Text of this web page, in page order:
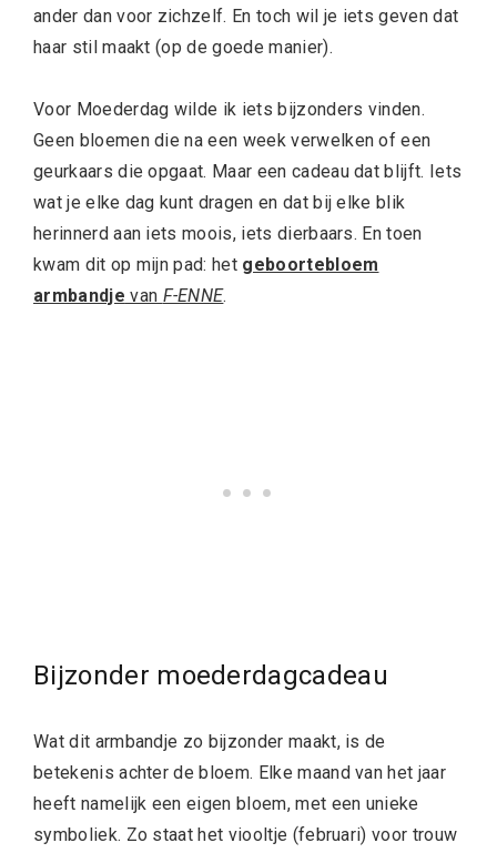
ander dan voor zichzelf. En toch wil je iets geven dat
haar stil maakt (op de goede manier).
Voor Moederdag wilde ik iets bijzonders vinden.
Geen bloemen die na een week verwelken of een
geurkaars die opgaat. Maar een cadeau dat blijft. Iets
wat je elke dag kunt dragen en dat bij elke blik
herinnerd aan iets moois, iets dierbaars. En toen
kwam dit op mijn pad: het geboortebloem
armbandje van F-ENNE.
Bijzonder moederdagcadeau
Wat dit armbandje zo bijzonder maakt, is de
betekenis achter de bloem. Elke maand van het jaar
heeft namelijk een eigen bloem, met een unieke
symboliek. Zo staat het viooltje (februari) voor trouw